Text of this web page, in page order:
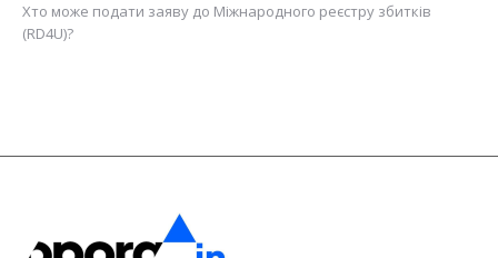
Хто може подати заяву до Міжнародного реєстру збитків
(RD4U)?